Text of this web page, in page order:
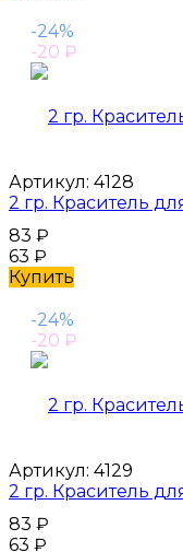
-24%
-20 ₽
Артикул: 4128
2 гр. Краситель
83 ₽
63 ₽
Купить
-24%
-20 ₽
Артикул: 4129
2 гр. Краситель
83 ₽
63 ₽